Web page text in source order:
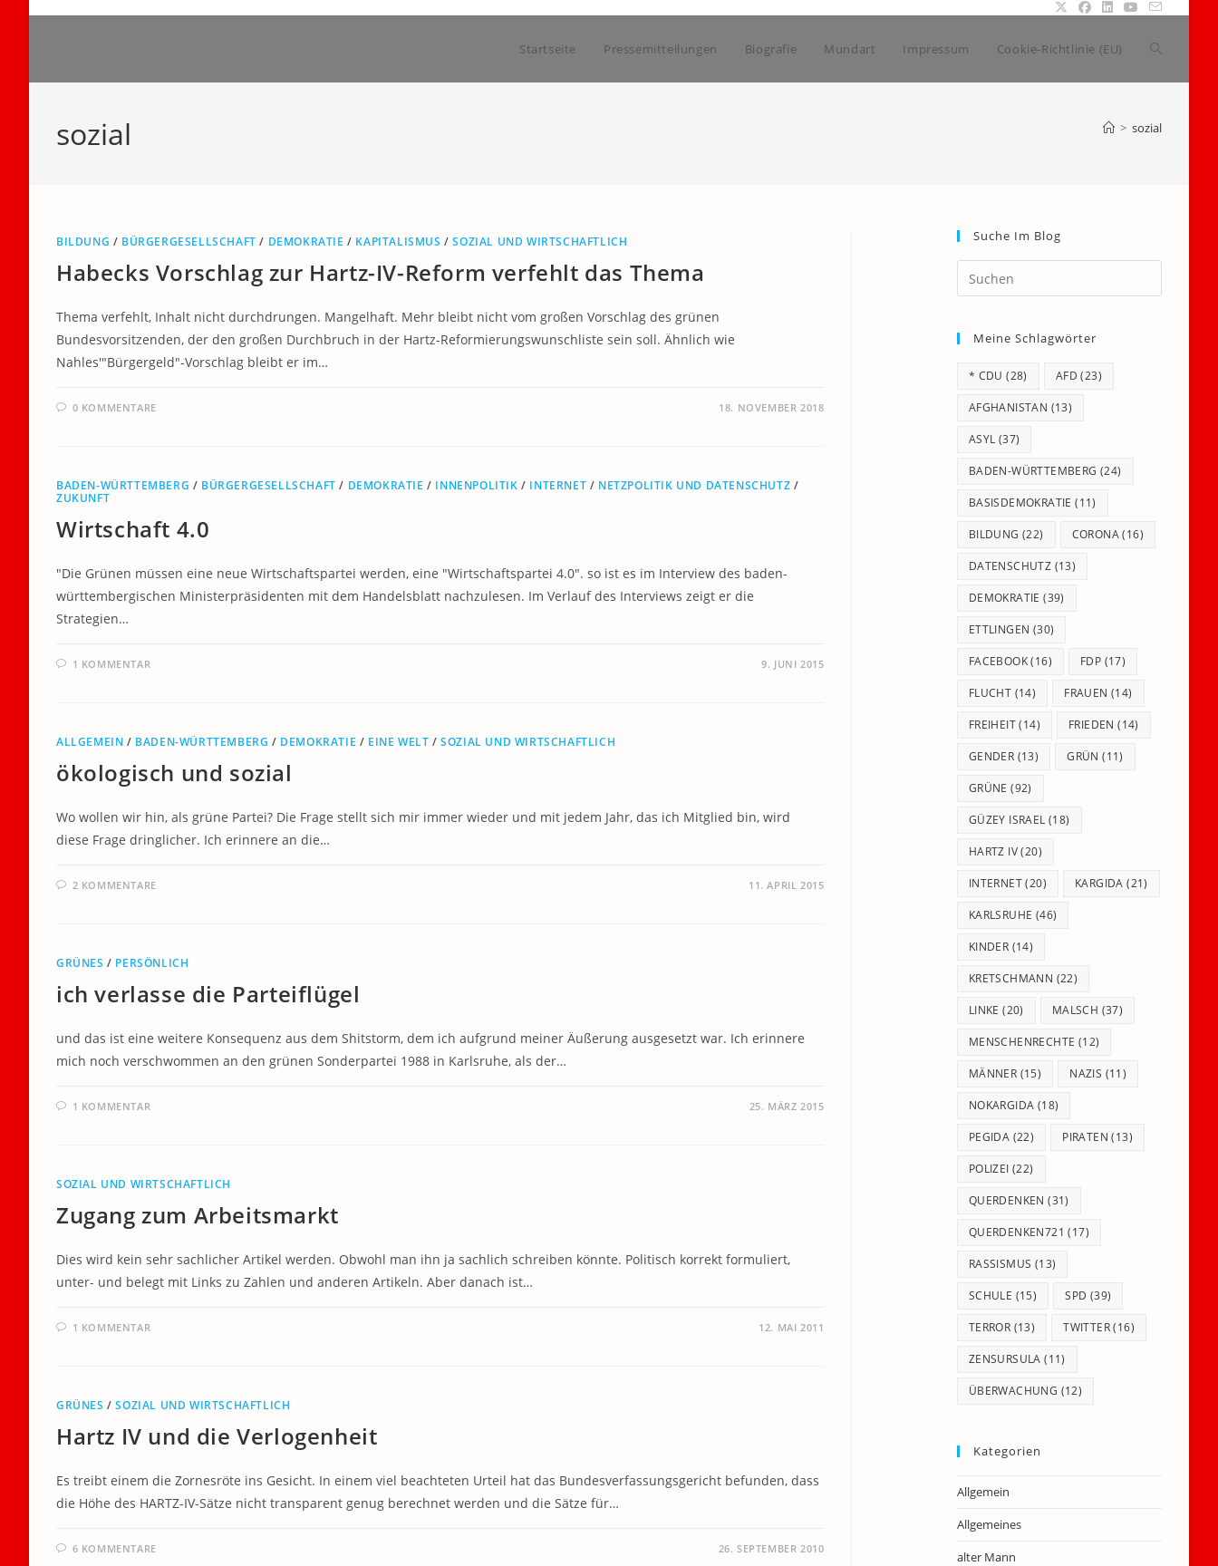
Startseite Pressemitteilungen Biografie Mundart Impressum Cookie-Richtlinie (EU) Website-
sozial > sozial
BILDUNG / BÜRGERGESELLSCHAFT / DEMOKRATIE / KAPITALISMUS /SOZIAL UND WIRTSCHAFTLICH
Habecks Vorschlag zur Hartz-IV-Reform verfehlt das Thema
Thema verfehlt, Inhalt nicht durchdrungen. Mangelhaft. Mehr bleibt nicht vom großen Vorschlag des grünen
Bundesvorsitzenden, der den großen Durchbruch in der Hartz-Reformierungswunschliste sein soll. Ähnlich wie
Nahles'"Bürgergeld"-Vorschlag bleibt er im…
0 KOMMENTARE 18. NOVEMBER 2018
BADEN-WÜRTTEMBERG / BÜRGERGESELLSCHAFT / DEMOKRATIE / INNENPOLITIK / INTERNET / NETZPOLITIK UND DATENSCHUTZ /
ZUKUNFT
Wirtschaft 4.0
"Die Grünen müssen eine neue Wirtschaftspartei werden, eine "Wirtschaftspartei 4.0". so ist es im Interview des baden-
württembergischen Ministerpräsidenten mit dem Handelsblatt nachzulesen. Im Verlauf des Interviews zeigt er die
Strategien…
1 KOMMENTAR 9. JUNI 2015
ALLGEMEIN / BADEN-WÜRTTEMBERG / DEMOKRATIE / EINE WELT /SOZIAL UND WIRTSCHAFTLICH
ökologisch und sozial
Wo wollen wir hin, als grüne Partei? Die Frage stellt sich mir immer wieder und mit jedem Jahr, das ich Mitglied bin, wird
diese Frage dringlicher. Ich erinnere an die…
2 KOMMENTARE 11. APRIL 2015
GRÜNES / PERSÖNLICH
ich verlasse die Parteiflügel
und das ist eine weitere Konsequenz aus dem Shitstorm, dem ich aufgrund meiner Äußerung ausgesetzt war. Ich erinnere
mich noch verschwommen an den grünen Sonderpartei 1988 in Karlsruhe, als der…
1 KOMMENTAR 25. MÄRZ 2015
SOZIAL UND WIRTSCHAFTLICH
Zugang zum Arbeitsmarkt
Dies wird kein sehr sachlicher Artikel werden. Obwohl man ihn ja sachlich schreiben könnte. Politisch korrekt formuliert,
unter- und belegt mit Links zu Zahlen und anderen Artikeln. Aber danach ist…
1 KOMMENTAR 12. MAI 2011
GRÜNES /SOZIAL UND WIRTSCHAFTLICH
Hartz IV und die Verlogenheit
Es treibt einem die Zornesröte ins Gesicht. In einem viel beachteten Urteil hat das Bundesverfassungsgericht befunden, dass
die Höhe des HARTZ-IV-Sätze nicht transparent genug berechnet werden und die Sätze für…
6 KOMMENTARE 26. SEPTEMBER 2010
Suche Im Blog
Escape
Meine Schlagwörter
* CDU (28) AFD (23)
AFGHANISTAN (13)
ASYL (37)
BADEN-WÜRTTEMBERG (24)
BASISDEMOKRATIE (11)
BILDUNG (22) CORONA(16)
DATENSCHUTZ (13)
DEMOKRATIE (39)
ETTLINGEN (30)
FACEBOOK(16) FDP (17)
FLUCHT (14) FRAUEN (14)
FREIHEIT(14) FRIEDEN (14)
GENDER (13) GRÜN (11)
GRÜNE (92)
GÜZEY ISRAEL (18)
HARTZ IV(20)
INTERNET(20) KARGIDA (21)
KARLSRUHE (46)
KINDER (14)
KRETSCHMANN (22)
LINKE (20) MALSCH (37)
MENSCHENRECHTE (12)
MÄNNER (15) NAZIS (11)
NOKARGIDA (18)
PEGIDA (22) PIRATEN (13)
POLIZEI (22)
QUERDENKEN (31)
QUERDENKEN721 (17)
RASSISMUS (13)
SCHULE (15) SPD (39)
TERROR (13) TWITTER(16)
ZENSURSULA (11)
ÜBERWACHUNG (12)
Kategorien
Allgemein
Allgemeines
alter Mann